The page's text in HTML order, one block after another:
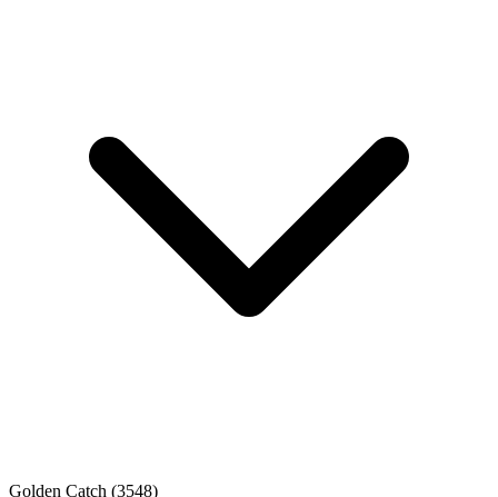
Golden Catch (3548)